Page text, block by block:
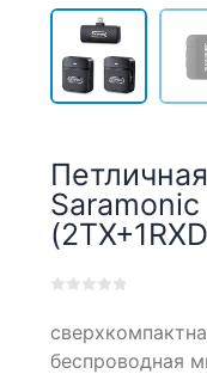
out
беспроводная